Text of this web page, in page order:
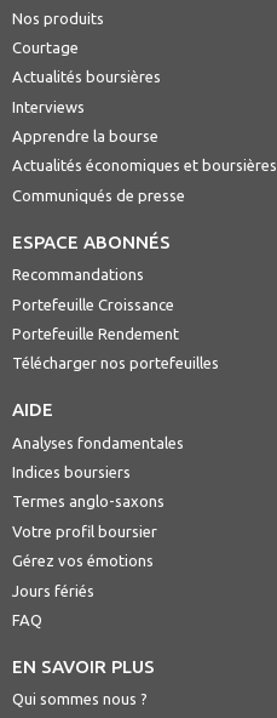
Nos produits
Courtage
Actualités boursières
Interviews
Apprendre la bourse
Actualités économiques et boursières
Communiqués de presse
ESPACE ABONNÉS
Recommandations
Portefeuille Croissance
Portefeuille Rendement
Télécharger nos portefeuilles
AIDE
Analyses fondamentales
Indices boursiers
Termes anglo-saxons
Votre profil boursier
Gérez vos émotions
Jours fériés
FAQ
EN SAVOIR PLUS
Qui sommes nous ?